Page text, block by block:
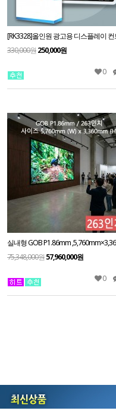
330,000원250,000원
0
75,348,000원57,960,000원
0